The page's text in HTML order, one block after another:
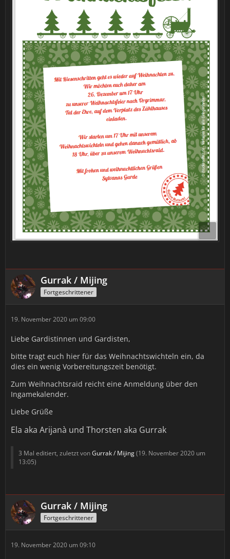
Gurrak / Mijing
Fortgeschrittener
19. November 2020 um 09:00
Liebe Gardistinnen und Gardisten,
bitte tragt euch hier für das Weihnachtswichteln ein, da
dies ein wenig Vorbereitungszeit benötigt.
Zum Weihnachtsraid reicht eine Anmeldung über den
Ingamekalender.
Liebe Grüße
Ela aka Arijanà und Thorsten aka Gurrak
3 Mal editiert, zuletzt vonGurrak / Mijing(19. November 2020 um
13:05)
Gurrak / Mijing
Fortgeschrittener
19. November 2020 um 09:10